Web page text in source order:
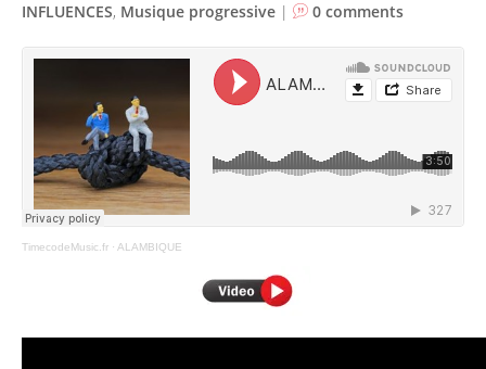
INFLUENCES, Musique progressive | 0 comments
TimecodeMusic.fr · ALAMBIQUE